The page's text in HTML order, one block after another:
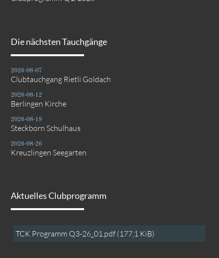
Die nächsten Tauchgänge
2026-08-07
Clubtauchgang Rietli Goldach
2026-08-12
Berlingen Kirche
2026-08-19
Steckborn Schulhaus
2026-08-26
Kreuzlingen Seegarten
Aktuelles Clubprogramm
TCK Programm Q3-26_01.pdf (177,1 KiB)